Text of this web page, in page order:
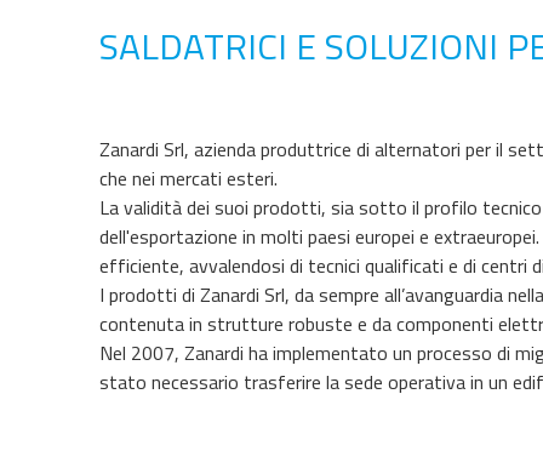
SALDATRICI E SOLUZIONI
Zanardi Srl, azienda produttrice di alternatori per il
che nei mercati esteri.
La validità dei suoi prodotti, sia sotto il profilo
dell'esportazione in molti paesi europei e
efficiente, avvalendosi di tecnici qualificati e di centri
I prodotti di Zanardi Srl, da sempre all’avanguardia
contenuta in strutture robuste e da componenti
Nel 2007, Zanardi ha implementato un processo di
stato necessario trasferire la sede operativa in un